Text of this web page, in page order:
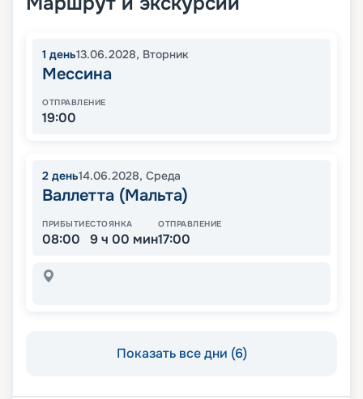
1 день13.06.2028, Вторник
Мессина
ОТПРАВЛЕНИЕ
19:00
2 день14.06.2028, Среда
Валлетта (Мальта)
ПРИБЫТИЕ
08:00
СТОЯНКА
9 ч 00 мин
ОТПРАВЛЕНИЕ
17:00
Показать все дни (6)